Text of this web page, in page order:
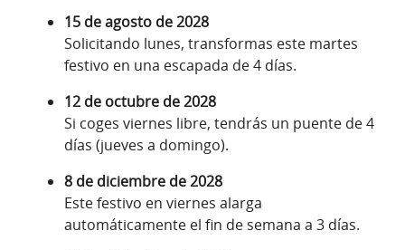
15 de agosto de 2028
Solicitando lunes, transformas este martes
festivo en una escapada de 4 días.
12 de octubre de 2028
Si coges viernes libre, tendrás un puente de 4
días (jueves a domingo).
8 de diciembre de 2028
Este festivo en viernes alarga
automáticamente el fin de semana a 3 días.